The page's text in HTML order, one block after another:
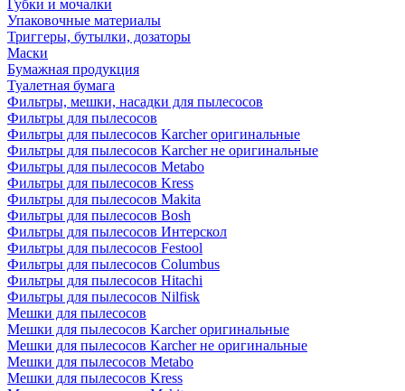
Губки и мочалки
Упаковочные материалы
Триггеры, бутылки, дозаторы
Маски
Бумажная продукция
Туалетная бумага
Фильтры, мешки, насадки для пылесосов
Фильтры для пылесосов
Фильтры для пылесосов Karcher оригинальные
Фильтры для пылесосов Karcher не оригинальные
Фильтры для пылесосов Metabo
Фильтры для пылесосов Kress
Фильтры для пылесосов Makita
Фильтры для пылесосов Bosh
Фильтры для пылесосов Интерскол
Фильтры для пылесосов Festool
Фильтры для пылесосов Columbus
Фильтры для пылесосов Hitachi
Фильтры для пылесосов Nilfisk
Мешки для пылесосов
Мешки для пылесосов Karcher оригинальные
Мешки для пылесосов Karcher не оригинальные
Мешки для пылесосов Metabo
Мешки для пылесосов Kress